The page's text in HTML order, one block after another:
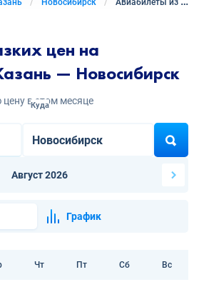
Новосибирск Авиабилеты из Казани в Новосибирск
цен на
— Новосибирск
в этом месяце
Куда
Август 2026
График
Чт Пт Сб Вс